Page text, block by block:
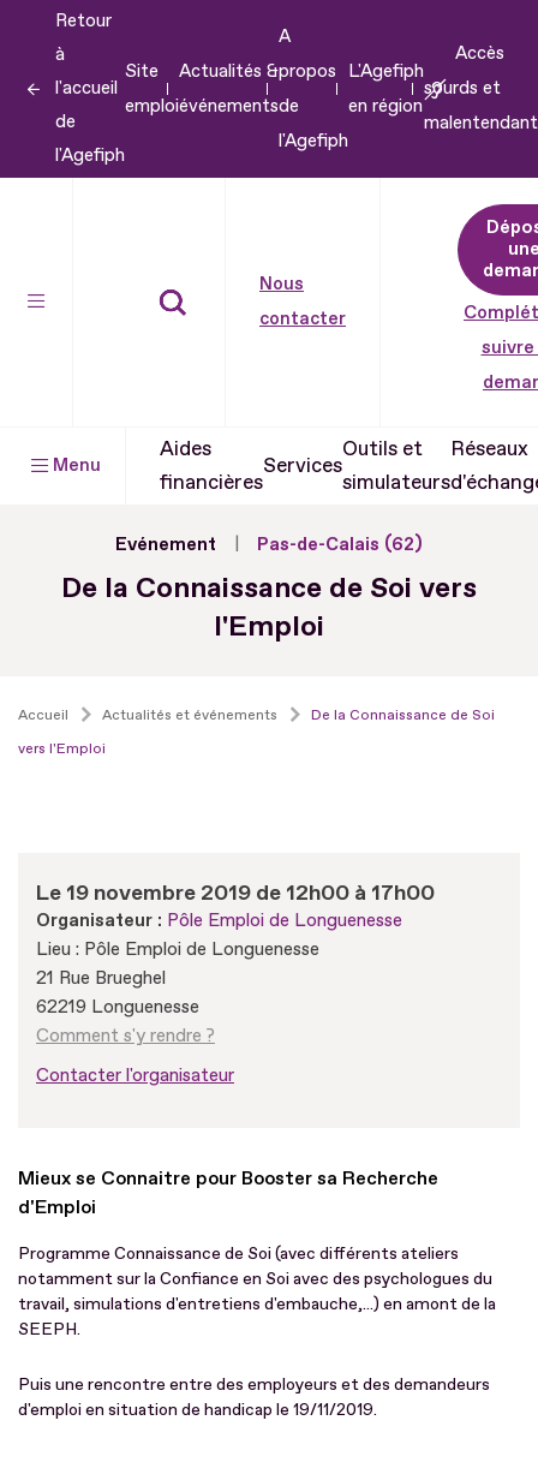
contenu
Retour
à
l'accueil
de
l'Agefiph
Site
emploi
Actualités &
événements
A
propos
de
l'Agefiph
L'Agefiph
en région
Accès
sourds et
Nous
contacter
suivre
Menu
Aides
financières
Services
Outils et
simulateurs
Réseaux
Evénement Pas-de-Calais (62)
De la Connaissance de Soi vers
l'Emploi
Accueil Actualités et événements
De la Connaissance de Soi
vers l'Emploi
Le 19 novembre 2019 de 12h00 à 17h00
Organisateur : Pôle Emploi de Longuenesse
Lieu : Pôle Emploi de Longuenesse
21 Rue Brueghel
62219 Longuenesse
Comment s'y rendre ?
Contacter l'organisateur
Mieux se Connaitre pour Booster sa Recherche
d'Emploi
Programme Connaissance de Soi (avec différents ateliers
notamment sur la Confiance en Soi avec des psychologues du
travail, simulations d'entretiens d'embauche,...) en amont de la
SEEPH.
Puis une rencontre entre des employeurs et des demandeurs
d'emploi en situation de handicap le 19/11/2019.